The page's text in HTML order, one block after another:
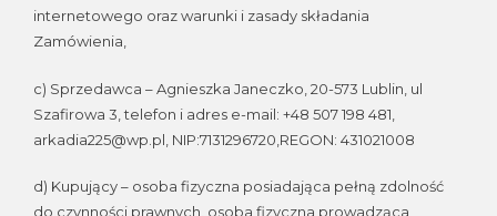
internetowego oraz warunki i zasady składania
Zamówienia,
c) Sprzedawca – Agnieszka Janeczko, 20-573 Lublin, ul
Szafirowa 3, telefon i adres e-mail: +48 507 198 481,
arkadia225@wp.pl, NIP:7131296720,REGON: 431021008
d) Kupujący – osoba fizyczna posiadająca pełną zdolność
do czynności prawnych, osoba fizyczna prowadząca